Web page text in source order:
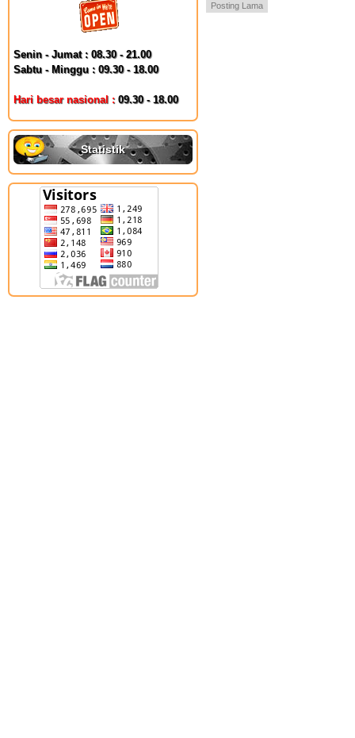
Senin - Jumat : 08.30 - 21.00
Sabtu - Minggu : 09.30 - 18.00
Hari besar nasional : 09.30 - 18.00
Statistik
Posting Lama